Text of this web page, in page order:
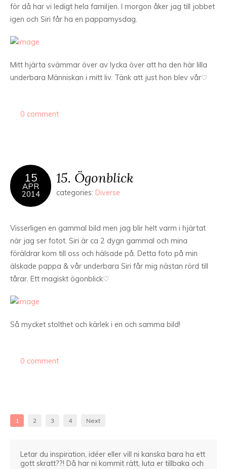
för då har vi ledigt hela familjen. I morgon åker jag till jobbet
igen och Siri får ha en pappamysdag.
Mitt hjärta svämmar över av lycka över att ha den här lilla
underbara Människan i mitt liv. Tänk att just hon blev vår♡
0 comment
15
APR
2014
15. Ögonblick
categories: Diverse
Visserligen en gammal bild men jag blir helt varm i hjärtat
när jag ser fotot. Siri är ca 2 dygn gammal och mina
föräldrar kom till oss och hälsade på. Detta foto på min
älskade pappa & vår underbara Siri får mig nästan rörd till
tårar. Ett magiskt ögonblick♡
Så mycket stolthet och kärlek i en och samma bild!
0 comment
1 2 3 4 Next
Letar du inspiration, idéer eller vill ni kanska bara ha ett
gott skratt??! Då har ni kommit rätt, luta er tillbaka och